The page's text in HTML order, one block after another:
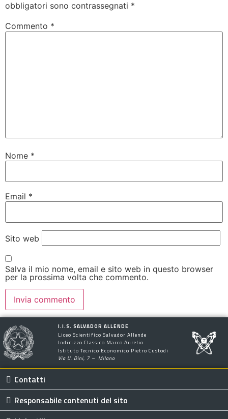
obbligatori sono contrassegnati *
Commento *
Nome *
Email *
Sito web
Salva il mio nome, email e sito web in questo browser
per la prossima volta che commento.
I.I.S. SALVADOR ALLENDE
Liceo Scientifico Salvador Allende
Indirizzo Classico Marco Aurelio
Istituto Tecnico Economico Pietro Custodi
Via U. Dini, 7 – Milano
Contatti
Responsabile contenuti del sito